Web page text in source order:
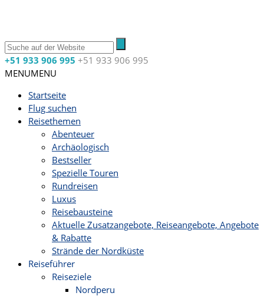
+51 933 906 995 +51 933 906 995
MENUMENU
Startseite
Flug suchen
Reisethemen
Abenteuer
Archäologisch
Bestseller
Spezielle Touren
Rundreisen
Luxus
Reisebausteine
Aktuelle Zusatzangebote, Reiseangebote, Angebote
& Rabatte
Strände der Nordküste
Reiseführer
Reiseziele
Nordperu